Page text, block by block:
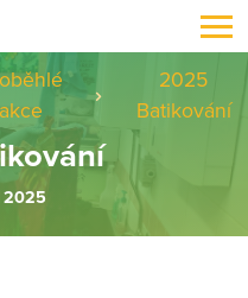
akce
2025
Batikování
2025